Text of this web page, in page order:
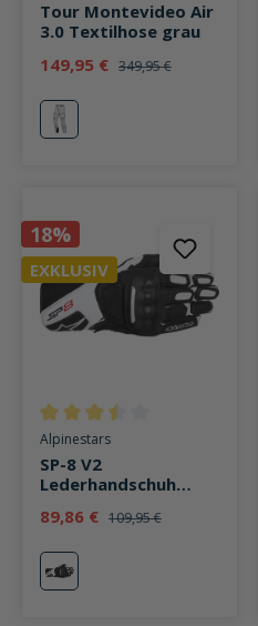
Tour Montevideo Air
3.0 Textilhose grau
149,95 € 349,95 €
grau
18%
EXKLUSIV
Durchschnittliche Bewertung
Alpinestars
SP-8 V2
Lederhandschuh
89,86 € 109,95 €
weiß